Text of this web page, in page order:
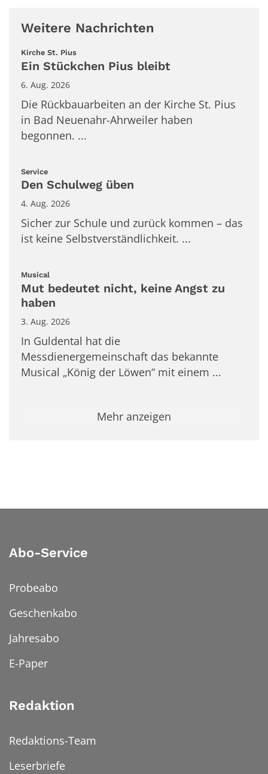
Weitere Nachrichten
Kirche St. Pius:
Ein Stückchen Pius bleibt
6. Aug. 2026
Die Rückbauarbeiten an der Kirche St. Pius
in Bad Neuenahr-Ahrweiler haben
begonnen. ...
Service:
Den Schulweg üben
4. Aug. 2026
Sicher zur Schule und zurück kommen – das
ist keine Selbstverständlichkeit. ...
Musical:
Mut bedeutet nicht, keine Angst zu
haben
3. Aug. 2026
In Guldental hat die
Messdienergemeinschaft das bekannte
Musical „König der Löwen“ mit einem ...
Mehr anzeigen
Abo-Service
Probeabo
Geschenkabo
Jahresabo
E-Paper
Redaktion
Redaktions-Team
Leserbriefe